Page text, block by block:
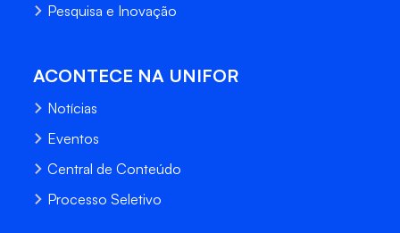
Pesquisa e Inovação
ACONTECE NA UNIFOR
Notícias
Eventos
Central de Conteúdo
Processo Seletivo